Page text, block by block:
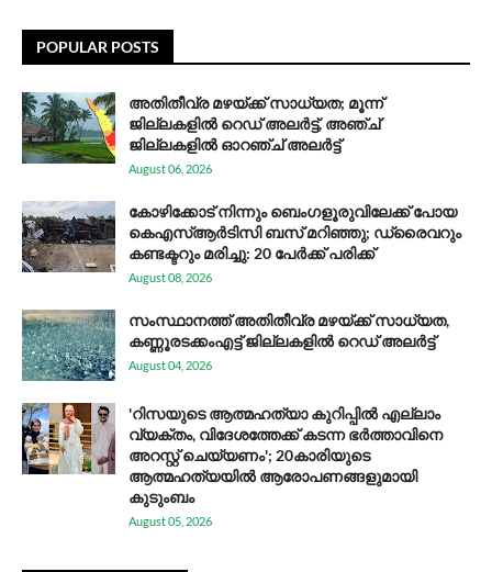
POPULAR POSTS
അതിതീവ്ര മഴയ്ക്ക് സാധ്യത; മൂന്ന്
ജില്ലകളിൽ റെഡ് അലർട്ട്, അഞ്ച്
ജില്ലകളിൽ ഓറഞ്ച് അലർട്ട്
August 06, 2026
കോഴിക്കോട് നിന്നും ബെംഗളൂരുവിലേക്ക് പോയ
കെഎസ്ആര്‍ടിസി ബസ് മറിഞ്ഞു; ഡ്രൈവറും
കണ്ടക്ടറും മരിച്ചു: 20 പേര്‍ക്ക് പരിക്ക്
August 08, 2026
സം​സ്ഥാ​ന​ത്ത് അ​തി​തീ​വ്ര മ​ഴ​യ്ക്ക് സാ​ധ്യ​ത,
കണ്ണൂരടക്കംഎ​ട്ട് ജി​ല്ല​ക​ളി​ൽ റെ​ഡ് അ​ലർ​ട്ട്
August 04, 2026
'റിസയുടെ ആത്മഹത്യാ കുറിപ്പിൽ എല്ലാം
വ്യക്തം, വിദേശത്തേക്ക് കടന്ന ഭർത്താവിനെ
അറസ്റ്റ് ചെയ്യണം'; 20കാരിയുടെ
ആത്മഹത്യയിൽ ആരോപണങ്ങളുമായി
കുടുംബം
August 05, 2026